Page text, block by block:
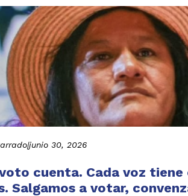
|junio 30, 2026
cuenta. Cada voz
Salgamos a votar,